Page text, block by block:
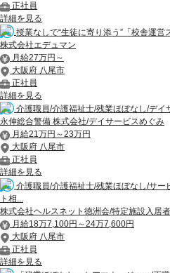
正社員
詳細を見る
授業なしで“生徒に寄り添う”「校舎運営
株式会社エデュマン
月給27万円～
大阪府 八尾市
正社員
詳細を見る
介護職員/介護福祉士/残業ほぼなし/デイ
永伸総合警備 株式会社/デイサービスめぐみ
月給21万円～23万円
大阪府 八尾市
正社員
詳細を見る
介護職員/介護福祉士/残業ほぼなし/サ
ト相...
株式会社ヘルスネット徳洲会/特定施設入居
月給18万7,100円～24万7,600円
大阪府 八尾市
正社員
詳細を見る